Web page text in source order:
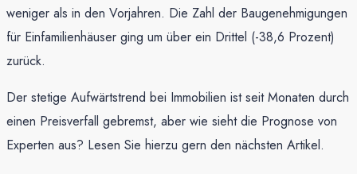
weniger als in den Vorjahren. Die Zahl der Baugenehmigungen
für Einfamilienhäuser ging um über ein Drittel (-38,6 Prozent)
zurück.
Der stetige Aufwärtstrend bei Immobilien ist seit Monaten durch
einen Preisverfall gebremst, aber wie sieht die Prognose von
Experten aus? Lesen Sie hierzu gern den nächsten Artikel.